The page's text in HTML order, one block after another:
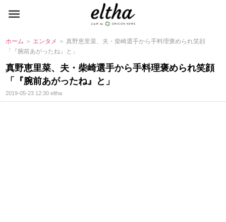
ホーム ＞ エンタメ ＞ 真野恵里菜、夫・柴崎選手から手料理褒められ笑顔
「『腕前あがったね』と」
真野恵里菜、夫・柴崎選手から手料理褒められ笑顔
「『腕前あがったね』と」
2019-05-23 12:30eltha